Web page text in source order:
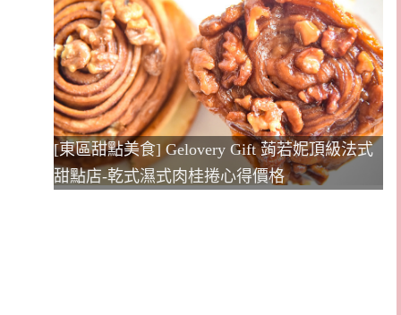
[東區甜點美食] Gelovery Gift 蒟若妮頂級法式
甜點店-乾式濕式肉桂捲心得價格